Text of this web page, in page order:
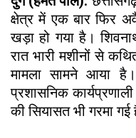
क्षेत्र में एक बार फिर
खड़ा हो गया है।
रात भारी मशीनों से
मामला सामने आया
प्रशासनिक
की सियासत भी गरमा गई